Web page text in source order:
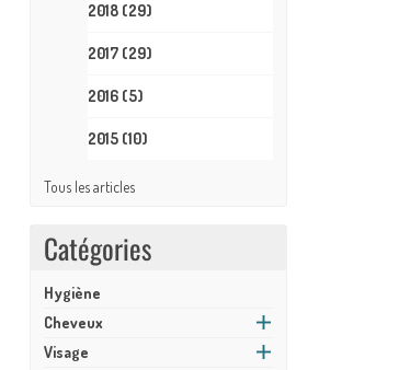
2018 (29)
2017 (29)
2016 (5)
2015 (10)
Tous les articles
Catégories
Hygiène
Cheveux
Visage